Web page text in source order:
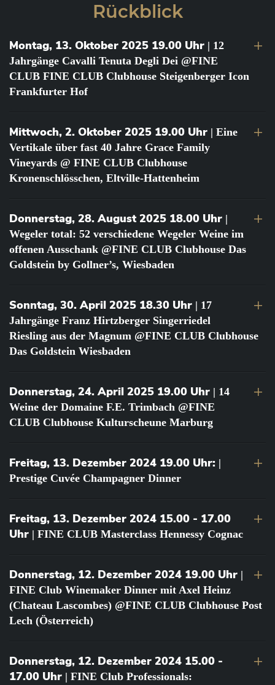
Rückblick
Montag, 13. Oktober 2025 19.00 Uhr | 12
Jahrgänge Cavalli Tenuta Degli Dei @FINE
CLUB FINE CLUB Clubhouse Steigenberger Icon
Frankfurter Hof
Mittwoch, 2. Oktober 2025 19.00 Uhr | Eine
Vertikale über fast 40 Jahre Grace Family
Vineyards @ FINE CLUB Clubhouse
Kronenschlösschen, Eltville-Hattenheim
Donnerstag, 28. August 2025 18.00 Uhr |
Wegeler total: 52 verschiedene Wegeler Weine im
offenen Ausschank @FINE CLUB Clubhouse Das
Goldstein by Gollner’s, Wiesbaden
Sonntag, 30. April 2025 18.30 Uhr | 17
Jahrgänge Franz Hirtzberger Singerriedel
Riesling aus der Magnum @FINE CLUB Clubhouse
Das Goldstein Wiesbaden
Donnerstag, 24. April 2025 19.00 Uhr | 14
Weine der Domaine F.E. Trimbach @FINE
CLUB Clubhouse Kulturscheune Marburg
Freitag, 13. Dezember 2024 19.00 Uhr: |
Prestige Cuvée Champagner Dinner
Freitag, 13. Dezember 2024 15.00 - 17.00
Uhr | FINE CLUB Masterclass Hennessy Cognac
Donnerstag, 12. Dezember 2024 19.00 Uhr |
FINE Club Winemaker Dinner mit Axel Heinz
(Chateau Lascombes) @FINE CLUB Clubhouse Post
Lech (Österreich)
Donnerstag, 12. Dezember 2024 15.00 -
17.00 Uhr | FINE Club Professionals: